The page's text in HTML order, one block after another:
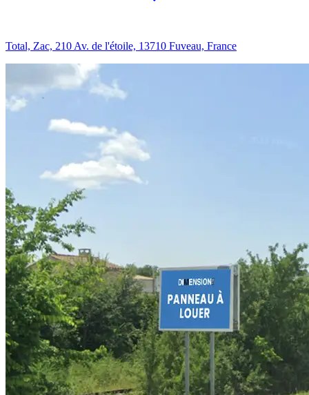
Total, Zac, 210 Av. de l'étoile, 13710 Fuveau, France